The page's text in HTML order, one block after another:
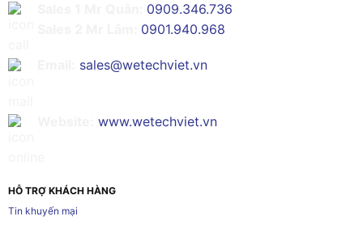
0909.346.736
0901.940.968
sales@wetechviet.vn
www.wetechviet.vn
HỖ TRỢ KHÁCH HÀNG
Tin khuyến mại